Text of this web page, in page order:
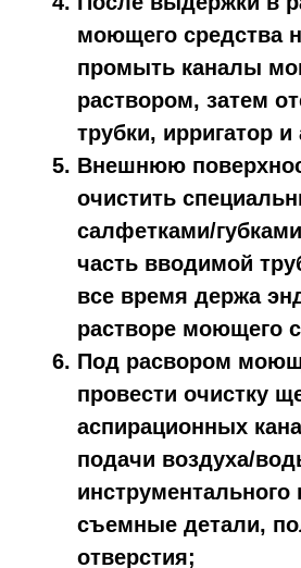
моющего средства
промыть каналы
раствором, затем
трубки, ирригатор
Внешнюю
очистить
салфетками/
часть вводимой
все время держа
растворе моющего
Под расвором
провести очистку
аспирационных
подачи воздуха/
инструментального
съемные детали,
отверстия;